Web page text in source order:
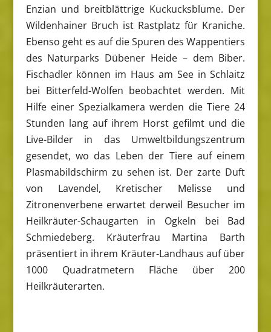
Enzian und breitblättrige Kuckucksblume. Der
Wildenhainer Bruch ist Rastplatz für Kraniche.
Ebenso geht es auf die Spuren des Wappentiers
des Naturparks Dübener Heide – dem Biber.
Fischadler können im Haus am See in Schlaitz
bei Bitterfeld-Wolfen beobachtet werden. Mit
Hilfe einer Spezialkamera werden die Tiere 24
Stunden lang auf ihrem Horst gefilmt und die
Live-Bilder in das Umweltbildungszentrum
gesendet, wo das Leben der Tiere auf einem
Plasmabildschirm zu sehen ist. Der zarte Duft
von Lavendel, Kretischer Melisse und
Zitronenverbene erwartet derweil Besucher im
Heilkräuter-Schaugarten in Ogkeln bei Bad
Schmiedeberg. Kräuterfrau Martina Barth
präsentiert in ihrem Kräuter-Landhaus auf über
1000 Quadratmetern Fläche über 200
Heilkräuterarten.